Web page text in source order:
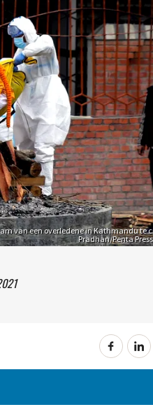
van een overledene in Kathmandu te
Pradhan/Penta